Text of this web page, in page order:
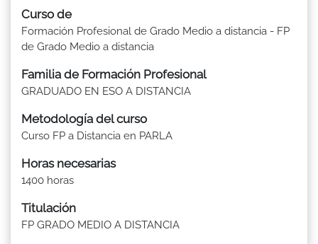
Curso de
Formación Profesional de Grado Medio a distancia - FP
de Grado Medio a distancia
Familia de Formación Profesional
GRADUADO EN ESO A DISTANCIA
Metodología del curso
Curso FP a Distancia en PARLA
Horas necesarias
1400 horas
Titulación
FP GRADO MEDIO A DISTANCIA